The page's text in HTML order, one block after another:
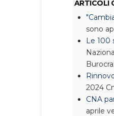
ARTICOLI
sono
Le 100
2024
CNA
aprile